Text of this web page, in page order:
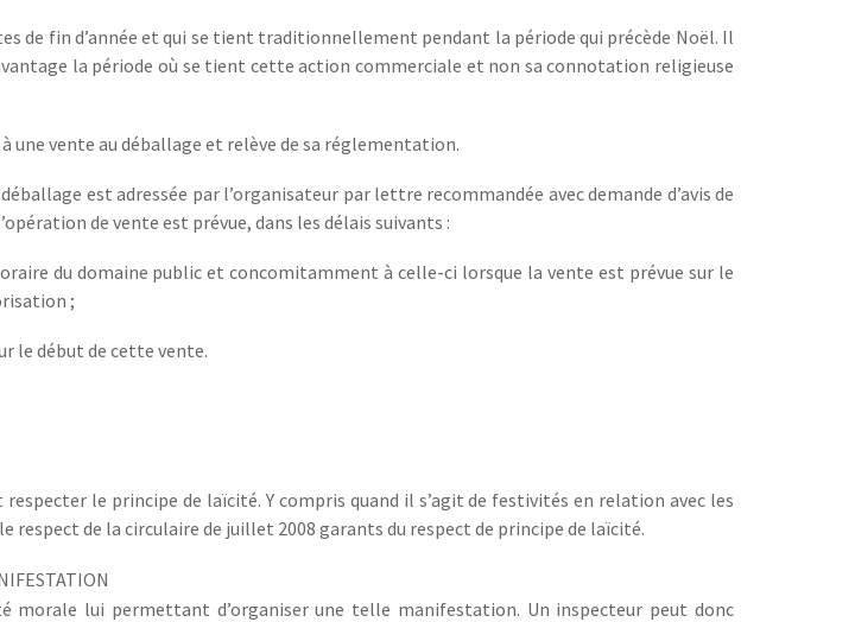
de fin d’année et qui se tient traditionnellement pendant la période qui précède Noël. Il
la période où se tient cette action commerciale et non sa connotation religieuse
une vente au déballage et relève de sa réglementation.
est adressée par l’organisateur par lettre recommandée avec demande d’avis de
de vente est prévue, dans les délais suivants :
du domaine public et concomitamment à celle-ci lorsque la vente est prévue sur le
;
le début de cette vente.
le principe de laïcité. Y compris quand il s’agit de festivités en relation avec les
respect de la circulaire de juillet 2008 garants du respect de principe de laïcité.
morale lui permettant d’organiser une telle manifestation. Un inspecteur peut donc